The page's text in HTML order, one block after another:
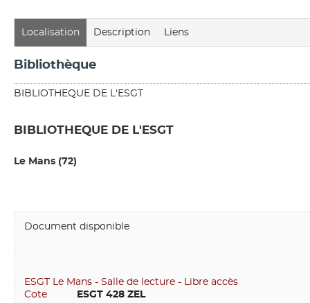
Localisation Description Liens
Bibliothèque
BIBLIOTHEQUE DE L'ESGT
BIBLIOTHEQUE DE L'ESGT
Le Mans (72)
Document disponible
Cote
ESGT Le Mans - Salle de lecture - Libre accès
         ESGT 428 ZEL